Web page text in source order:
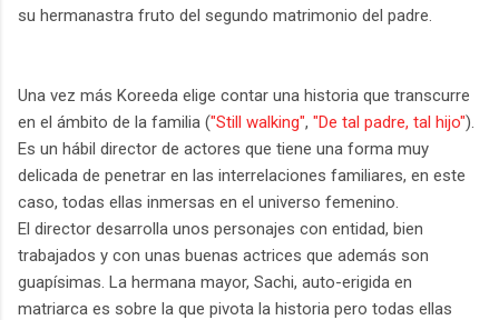
su hermanastra fruto del segundo matrimonio del padre.
Una vez más Koreeda elige contar una historia que transcurre
en el ámbito de la familia ("Still walking", "De tal padre, tal hijo").
Es un hábil director de actores que tiene una forma muy
delicada de penetrar en las interrelaciones familiares, en este
caso, todas ellas inmersas en el universo femenino.
El director desarrolla unos personajes con entidad, bien
trabajados y con unas buenas actrices que además son
guapísimas. La hermana mayor, Sachi, auto-erigida en
matriarca es sobre la que pivota la historia pero todas ellas